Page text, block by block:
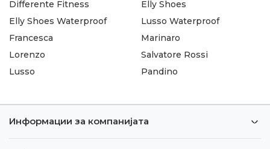
Differente Fitness
Elly Shoes
Elly Shoes Waterproof
Francesca
Lorenzo
Lusso
Lusso Waterproof
Marinaro
Salvatore Rossi
Pandino
Информации за компанијата